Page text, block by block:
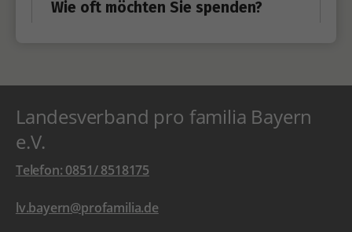
Landesverband pro familia Bayern
e.V.
Telefon: 0851/ 8518175
lv.bayern@profamilia.de